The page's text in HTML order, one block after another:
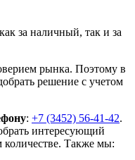
за наличный, так и за
рынка. Поэтому в
решение с учетом
: +7 (3452) 56-41-42.
интересующий
количестве. Также мы: